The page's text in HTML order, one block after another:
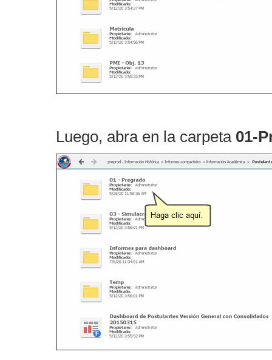
Luego, abra en la carpeta 01-